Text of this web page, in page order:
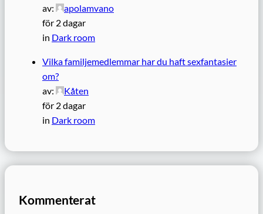
av:
apolamvano
för 2 dagar
in Dark room
Vilka familjemedlemmar har du haft sexfantasier
om?
av:
Kåten
för 2 dagar
in Dark room
Kommenterat